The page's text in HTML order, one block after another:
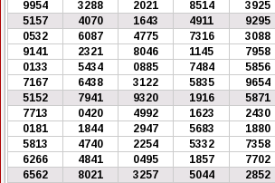
9954
3288 2021 8514 3925
5157
4070 1643 4911 9295
0532
6087 4775 7316 3088
9141
2321 8046 1145 7958
0133
5434 0885 7484 5856
7167
6438 3122 5835 9654
5152
7941 9320 1916 5871
7713
0420 4992 1623 2430
0181
1844 2947 5683 1880
5813
4740 2254 5332 7358
6266
4841 0495 1857 7702
6562
8021 3257 5044 2852